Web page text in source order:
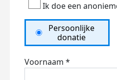
Ik doe een
Persoonlijke
donatie
Voornaam *